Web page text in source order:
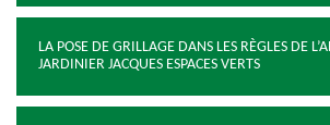
LA POSE DE GRILLAGE DANS LES RÈGLES DE
JARDINIER JACQUES ESPACES VERTS